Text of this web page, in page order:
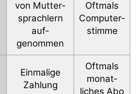
von Mutter­
sprachlern
auf­
genommen
Oftmals
Computer­
stimme
Einmalige
Zahlung
Oftmals
monat­
liches Abo